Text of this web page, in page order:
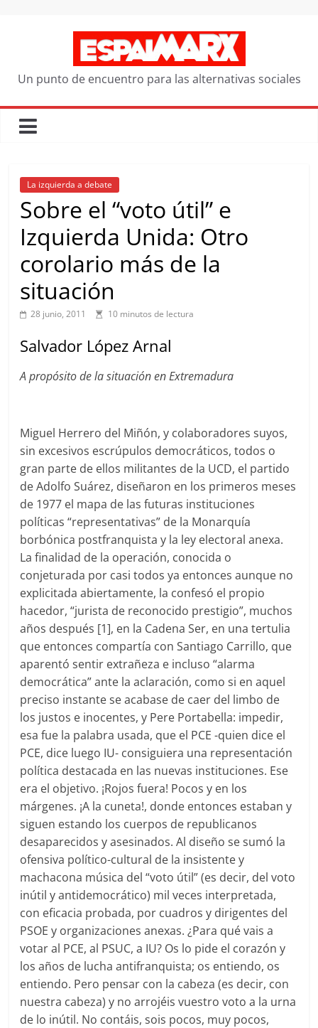
Un punto de encuentro para las alternativas sociales
La izquierda a debate
Sobre el “voto útil” e
Izquierda Unida: Otro
corolario más de la
situación
28 junio, 2011 10 minutos de lectura
Salvador López Arnal
A propósito de la situación en Extremadura
Miguel Herrero del Miñón, y colaboradores suyos,
sin excesivos escrúpulos democráticos, todos o
gran parte de ellos militantes de la UCD, el partido
de Adolfo Suárez, diseñaron en los primeros meses
de 1977 el mapa de las futuras instituciones
políticas “representativas” de la Monarquía
borbónica postfranquista y la ley electoral anexa.
La finalidad de la operación, conocida o
conjeturada por casi todos ya entonces aunque no
explicitada abiertamente, la confesó el propio
hacedor, “jurista de reconocido prestigio”, muchos
años después [1], en la Cadena Ser, en una tertulia
que entonces compartía con Santiago Carrillo, que
aparentó sentir extrañeza e incluso “alarma
democrática” ante la aclaración, como si en aquel
preciso instante se acabase de caer del limbo de
los justos e inocentes, y Pere Portabella: impedir,
esa fue la palabra usada, que el PCE -quien dice el
PCE, dice luego IU- consiguiera una representación
política destacada en las nuevas instituciones. Ese
era el objetivo. ¡Rojos fuera! Pocos y en los
márgenes. ¡A la cuneta!, donde entonces estaban y
siguen estando los cuerpos de republicanos
desaparecidos y asesinados. Al diseño se sumó la
ofensiva político-cultural de la insistente y
machacona música del “voto útil” (es decir, del voto
inútil y antidemocrático) mil veces interpretada,
con eficacia probada, por cuadros y dirigentes del
PSOE y organizaciones anexas. ¿Para qué vais a
votar al PCE, al PSUC, a IU? Os lo pide el corazón y
los años de lucha antifranquista; os entiendo, os
entiendo. Pero pensar con la cabeza (es decir, con
nuestra cabeza) y no arrojéis vuestro voto a la urna
de lo inútil. No contáis, sois pocos, muy pocos,